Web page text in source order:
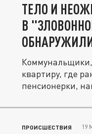
ТЕЛО И
В
квартиру, где
пенсионерки,
ПРОИСШЕСТВИЯ 19